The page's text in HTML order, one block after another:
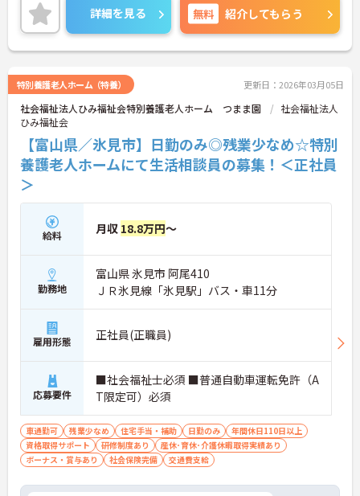
ご興味のある方は、マイナビ介護職までお問い合わ
せください。
詳細を見る 無料 紹介してもらう
特別養護老人ホーム（特養） 更新日：2026年03月05日
社会福祉法人ひみ福祉会特別養護老人ホーム つまま園
社会福祉法人
ひみ福祉会
【富山県／氷見市】日勤のみ◎残業少なめ☆特別
養護老人ホームにて生活相談員の募集！＜正社員
＞
給料 月収 18.8万円～
勤務地
富山県 氷見市 阿尾410
ＪＲ氷見線「氷見駅」バス・車11分
雇用形態 正社員(正職員)
応募要件
■社会福祉士必須 ■普通自動車運転免許（A
T限定可）必須
車通勤可 残業少なめ 住宅手当・補助 日勤のみ
年間休日110日以上
資格取得サポート
研修制度あり
産休･育休･介護休暇取得実績あり
ボーナス・賞与あり
社会保険完備 交通費支給